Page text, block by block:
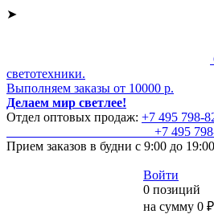
➤
светотехники.
Выполняем заказы от 10000 р.
Делаем мир светлее!
Отдел оптовых продаж: +7 495 798-
+7 495
Прием заказов в будни с 9:00 до 19:00
Войти
0 позиций
на сумму 0 ₽